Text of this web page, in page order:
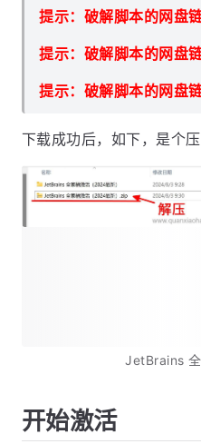
提示：破解脚本的网盘
提示：破解脚本的网盘
提示：破解脚本的网盘
下载成功后，如下，是个
JetBrains
开始激活